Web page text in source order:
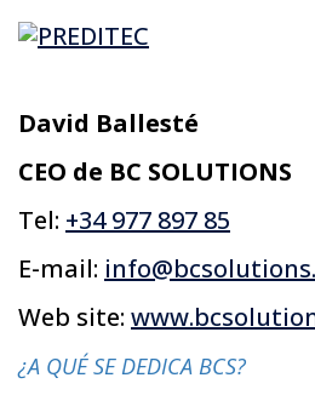
David Ballesté
CEO de BC SOLUTIONS
Tel: +34 977 897 85
E-mail:
Web site:
¿A QUÉ SE DEDICA BCS?